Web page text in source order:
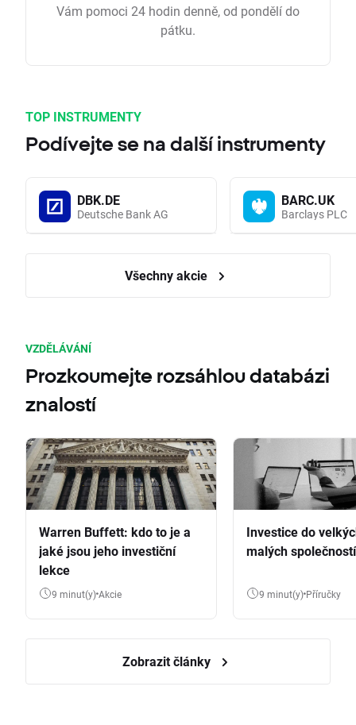
Vám pomoci 24 hodin denně, od pondělí do
pátku.
TOP INSTRUMENTY
Podívejte se na další instrumenty
DBK.DE
Deutsche Bank AG
BARC.UK
Barclays PLC
Všechny akcie
VZDĚLÁVÁNÍ
Prozkoumejte rozsáhlou databázi
znalostí
Warren Buffett: kdo to je a
jaké jsou jeho investiční
lekce
9 minut(y) Akcie
Investice do
malých společností
9 minut(y) Příručky
Zobrazit články